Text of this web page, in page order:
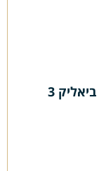
נמכר!! דירות למכירה בחיפה – בקרית ביאליק 3